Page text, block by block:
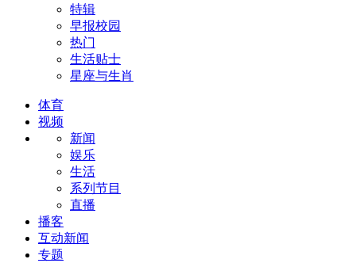
特辑
早报校园
热门
生活贴士
星座与生肖
体育
视频
新闻
娱乐
生活
系列节目
直播
播客
互动新闻
专题